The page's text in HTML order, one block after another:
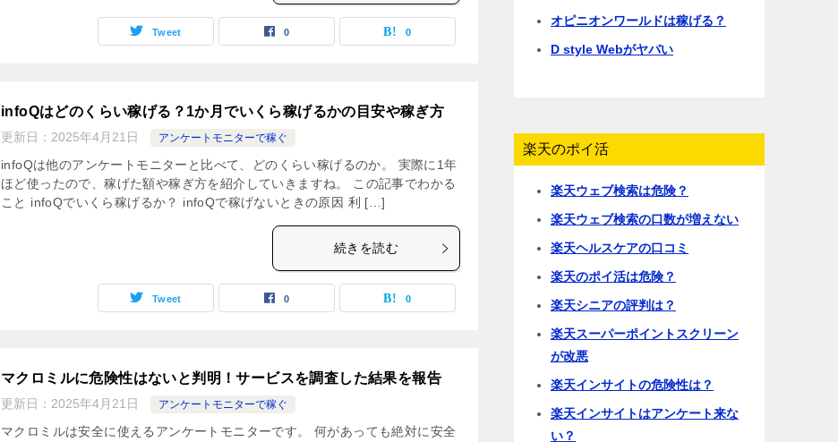
Tweet 0 0
infoQはどのくらい稼げる？1か月でいくら稼げるかの目安や稼ぎ方
更新日： 2025年4月21日 アンケートモニターで稼ぐ
infoQは他のアンケートモニターと比べて、どのくらい稼げるのか。 実際に1年
ほど使ったので、稼げた額や稼ぎ方を紹介していきますね。 この記事でわかる
こと infoQでいくら稼げるか？ infoQで稼げないときの原因 利 […]
続きを読む
Tweet 0 0
マクロミルに危険性はないと判明！サービスを調査した結果を報告
更新日： 2025年4月21日 アンケートモニターで稼ぐ
マクロミルは安全に使えるアンケートモニターです。 何があっても絶対に安全
オピニオンワールドは稼げる？
D style Webがヤバい
楽天のポイ活
楽天ウェブ検索は危険？
楽天ウェブ検索の口数が増えない
楽天ヘルスケアの口コミ
楽天のポイ活は危険？
楽天シニアの評判は？
楽天スーパーポイントスクリーン
が改悪
楽天インサイトの危険性は？
楽天インサイトはアンケート来な
い？